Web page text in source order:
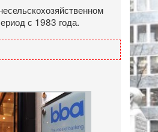
с 1983 года.